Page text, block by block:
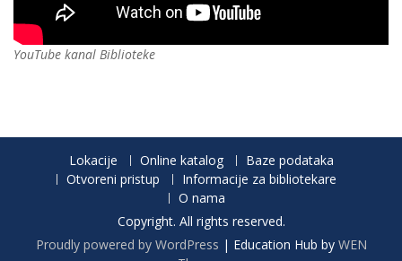
YouTube kanal Biblioteke
Lokacije Online katalog
Baze podataka
Otvoreni pristup
Informacije za bibliotekare
O nama
Copyright. All rights reserved.
Proudly powered by WordPress | Education Hub by WEN